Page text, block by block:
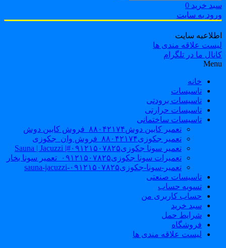
خرید 0
به سایت
سایت
علاقه مندی ها
ما در تلگرام
خانه
تاسیسات
تاسیسات برودتی
تاسیسات حرارتی
تاسیسات ساختمانی
تعمیر کابین دوش۸۸۰۴۲۱۷۴_فروش کابین دوش
تعمیر جکوزی۸۸۰۴۲۱۷۴_فروش وان_جکوزی
تعمیر سونا جکوزی۰۹۱۲۱۵۰۷۸۲۵#| Sauna | Jacuzzi
تعمیرات سونا جکوزی۰۹۱۲۱۵۰۷۸۲۵_تعمیر سونا بخار
تعمیر-سونا-جکوزی۰۹۱۲۱۵۰۷۸۲۵-sauna-jacuzzi
تاسیسات صنعتی
تسویه حساب
حساب کاربری من
سبد خرید
شرایط حمل
فروشگاه
لیست علاقه مندی ها